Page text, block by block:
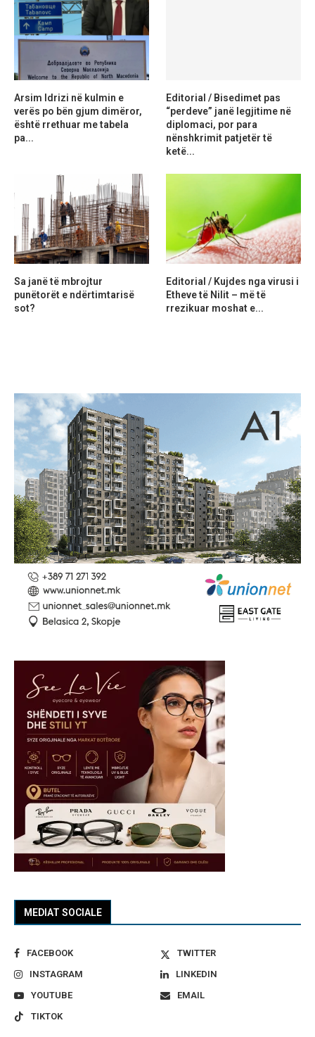
MEDIAT SOCIALE
FACEBOOK
TWITTER
INSTAGRAM
LINKEDIN
YOUTUBE
EMAIL
TIKTOK
Arsim Idrizi në kulmin e
verës po bën gjum dimëror,
është rrethuar me tabela
pa...
Editorial / Bisedimet pas
“perdeve” janë legjitime në
diplomaci, por para
nënshkrimit patjetër të
ketë...
Sa janë të mbrojtur
punëtorët e ndërtimtarisë
sot?
Editorial / Kujdes nga virusi i
Etheve të Nilit – më të
rrezikuar moshat e...